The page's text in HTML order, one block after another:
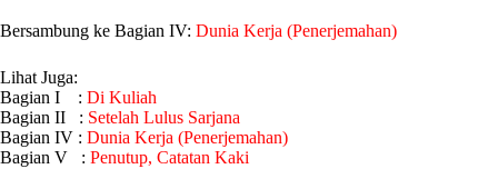
Bersambung ke Bagian IV: Dunia Kerja (Penerjemahan)
Lihat Juga:
Bagian I : Di Kuliah
Bagian II : Setelah Lulus Sarjana
Bagian IV : Dunia Kerja (Penerjemahan)
Bagian V : Penutup, Catatan Kaki